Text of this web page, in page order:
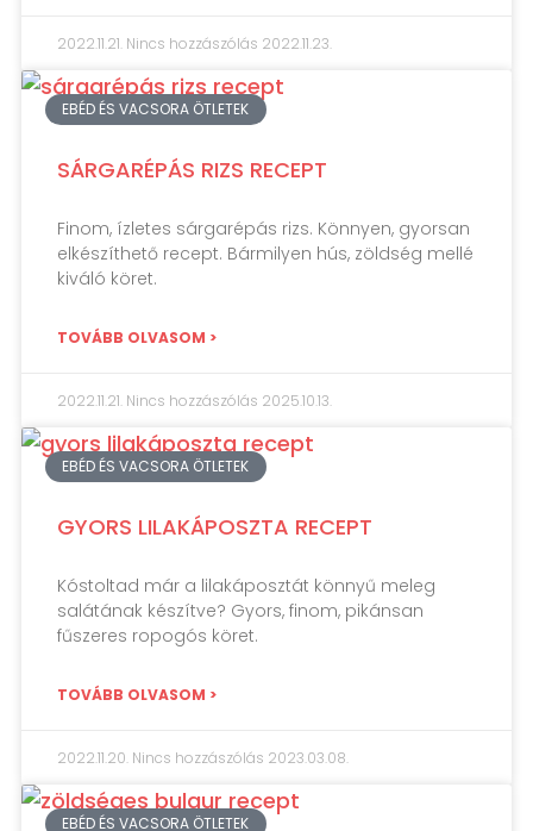
2022.11.21. Nincs hozzászólás 2022.11.23.
EBÉD ÉS VACSORA ÖTLETEK
SÁRGARÉPÁS RIZS RECEPT
Finom, ízletes sárgarépás rizs. Könnyen, gyorsan
elkészíthető recept. Bármilyen hús, zöldség mellé
kiváló köret.
TOVÁBB OLVASOM >
2022.11.21. Nincs hozzászólás 2025.10.13.
EBÉD ÉS VACSORA ÖTLETEK
GYORS LILAKÁPOSZTA RECEPT
Kóstoltad már a lilakáposztát könnyű meleg
salátának készítve? Gyors, finom, pikánsan
fűszeres ropogós köret.
TOVÁBB OLVASOM >
2022.11.20. Nincs hozzászólás 2023.03.08.
EBÉD ÉS VACSORA ÖTLETEK